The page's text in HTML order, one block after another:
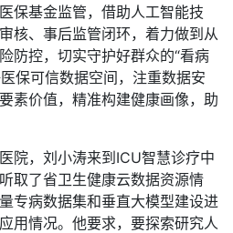
保基金监管，借助人工智能技
核、事后监管闭环，着力做到从
防控，切实守护好群众的“看病
保可信数据空间，注重数据安
素价值，精准构建健康画像，助
，刘小涛来到ICU智慧诊疗中
取了省卫生健康云数据资源情
专病数据集和垂直大模型建设进
用情况。他要求，要探索研究人